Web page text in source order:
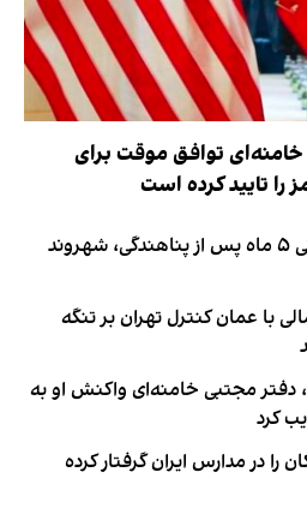
توافق موقت برای
را تایید کرده است
دو فوتبالیست زن ایرانی ۵ ماه پس از پناهندگی، شهروند
با عمان کنترل تهران بر تنگه
مجتبی خامنه‌ای واکنش او به
کرد
را در مدارس ایران گرفتار کرده